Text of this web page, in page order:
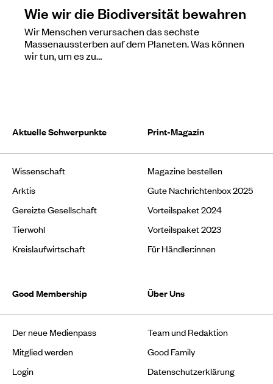
Wie wir die Biodiversität bewahren
Wir Menschen verursachen das sechste
Massenaussterben auf dem Planeten. Was können
wir tun, um es zu…
Aktuelle Schwerpunkte
Wissenschaft
Arktis
Gereizte Gesellschaft
Tierwohl
Kreislaufwirtschaft
Print-Magazin
Magazine bestellen
Gute Nachrichtenbox 2025
Vorteilspaket 2024
Vorteilspaket 2023
Für Händler:innen
Good Membership
Der neue Medienpass
Mitglied werden
Login
Über Uns
Team und Redaktion
Good Family
Datenschutzerklärung